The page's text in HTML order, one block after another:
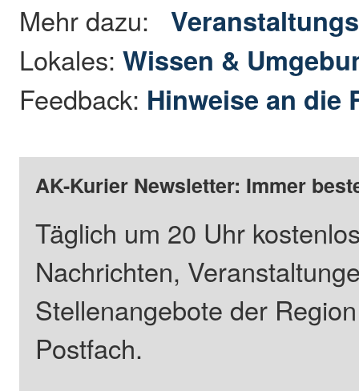
Mehr dazu:
Lokales:Wissen &
Feedback: Hinweise an die
AK-Kurier Newsletter: Immer
Täglich um 20 Uhr
Nachrichten,
Stellenangebote der
Postfach.